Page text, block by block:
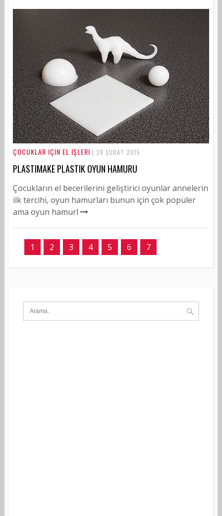
ÇOCUKLAR IÇIN EL IŞLERI | 28 ŞUBAT 2015
PLASTIMAKE PLASTIK OYUN HAMURU
Çocukların el becerilerini geliştirici oyunlar annelerin
ilk tercihi, oyun hamurları bunun için çok popüler
ama oyun hamurl
1 2 3 4 5 6 7